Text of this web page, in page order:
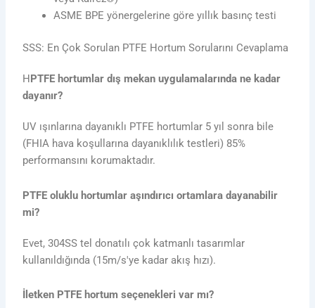
ASME BPE yönergelerine göre yıllık basınç testi
SSS: En Çok Sorulan PTFE Hortum Sorularını Cevaplama
HPTFE hortumlar dış mekan uygulamalarında ne kadar
dayanır?
UV ışınlarına dayanıklı PTFE hortumlar 5 yıl sonra bile
(FHIA hava koşullarına dayanıklılık testleri) 85%
performansını korumaktadır.
PTFE oluklu hortumlar aşındırıcı ortamlara dayanabilir
mi?
Evet, 304SS tel donatılı çok katmanlı tasarımlar
kullanıldığında (15m/s'ye kadar akış hızı).
İletken PTFE hortum seçenekleri var mı?